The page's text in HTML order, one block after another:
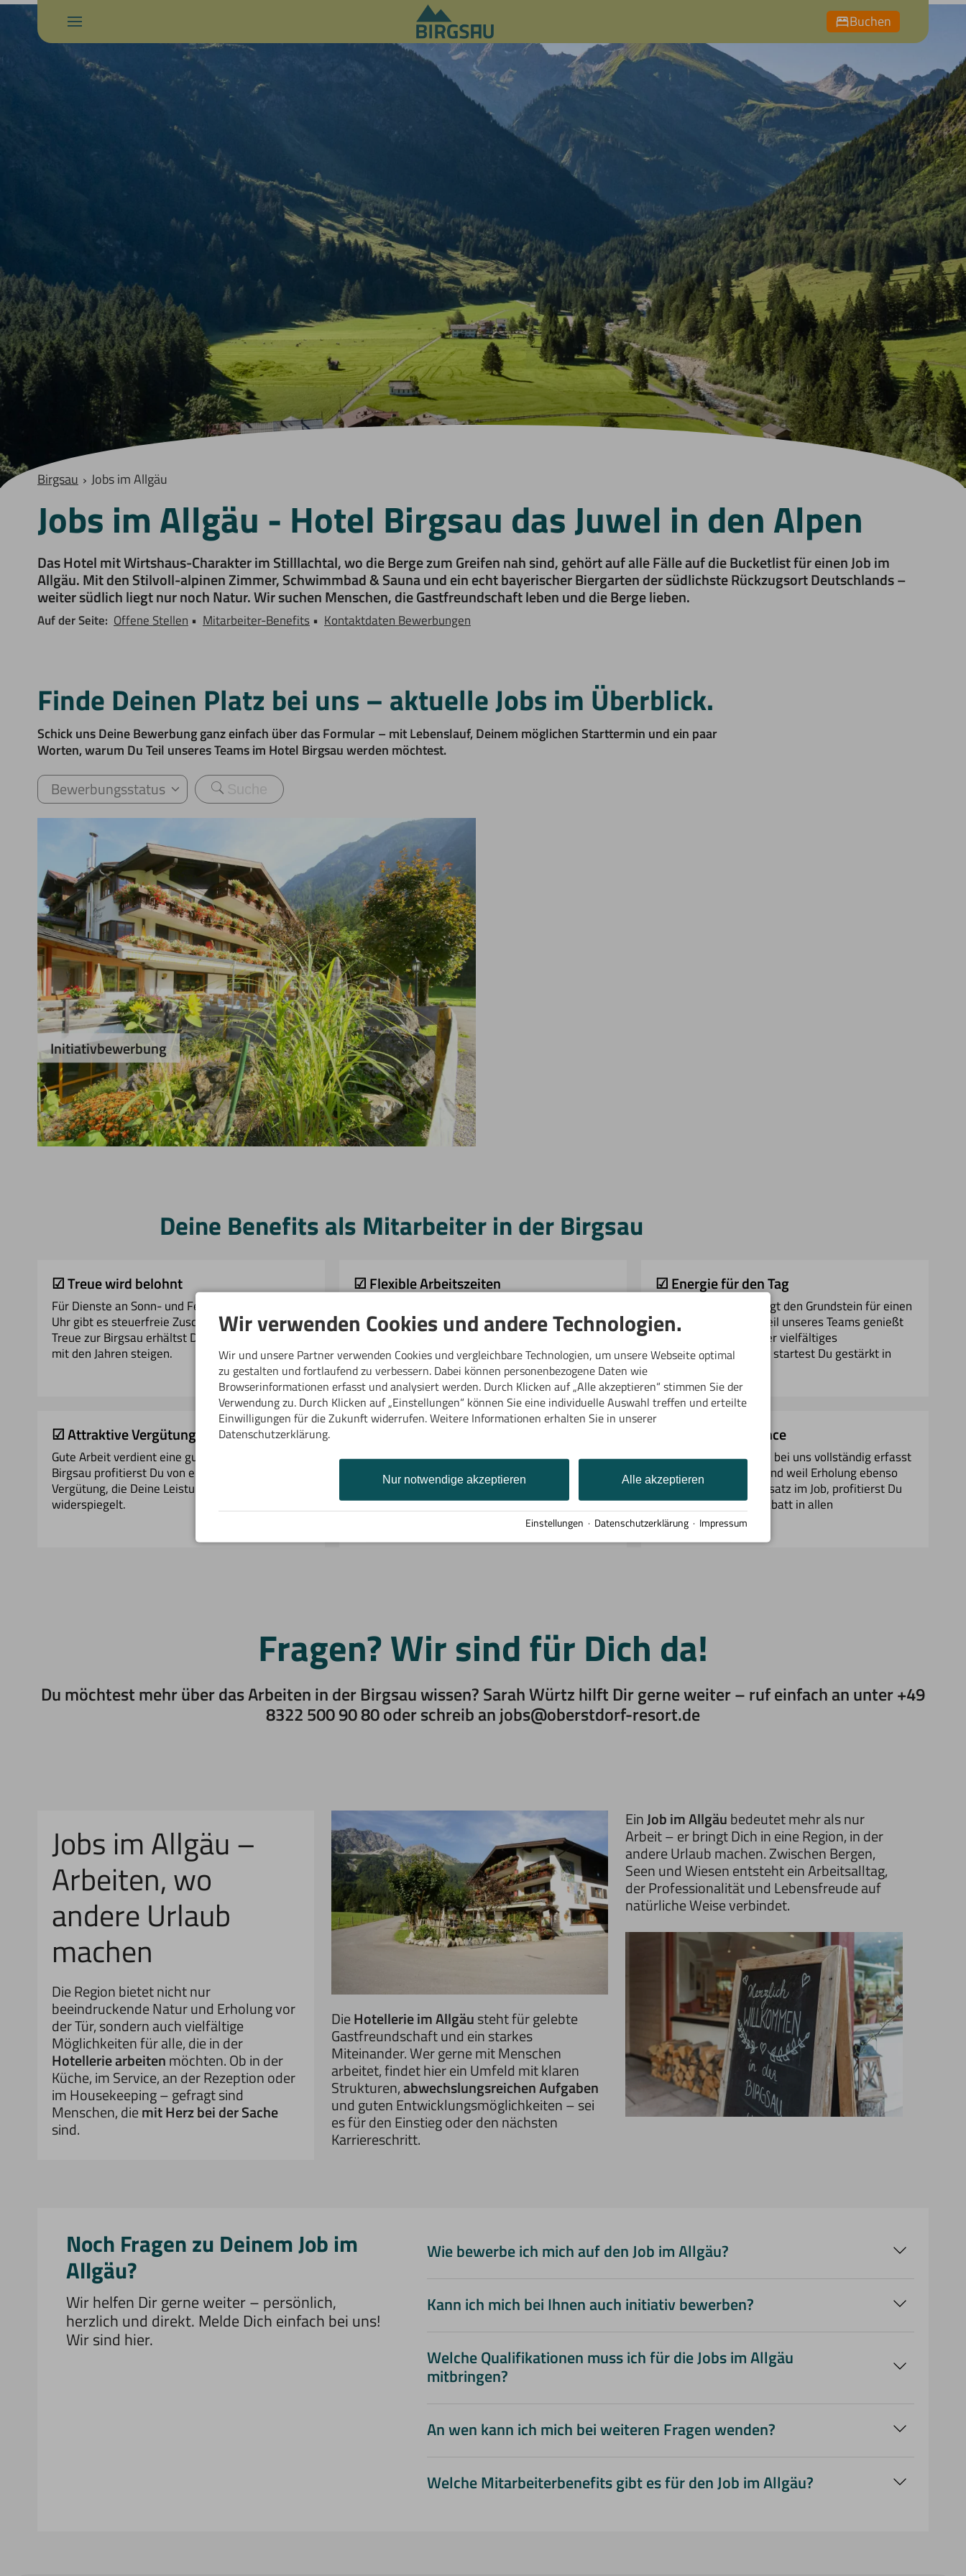
Buchen
Birgsau › Jobs im Allgäu
Jobs im Allgäu - Hotel Birgsau das Juwel in den Alpen
Das Hotel mit Wirtshaus-Charakter im Stilllachtal, wo die Berge zum Greifen nah sind, gehört auf alle Fälle auf die Bucketlist für einen Job im
Allgäu. Mit den Stilvoll-alpinen Zimmer, Schwimmbad & Sauna und ein echt bayerischer Biergarten der südlichste Rückzugsort Deutschlands –
weiter südlich liegt nur noch Natur. Wir suchen Menschen, die Gastfreundschaft leben und die Berge lieben.
Auf der Seite: Offene Stellen Mitarbeiter-Benefits Kontaktdaten Bewerbungen
Finde Deinen Platz bei uns – aktuelle Jobs im Überblick.
Schick uns Deine Bewerbung ganz einfach über das Formular – mit Lebenslauf, Deinem möglichen Starttermin und ein paar
Worten, warum Du Teil unseres Teams im Hotel Birgsau werden möchtest.
Bewerbungsstatus
Initiativbewerbung
Deine Benefits als Mitarbeiter in der Birgsau
☑ Treue wird belohnt
Für Dienste an Sonn- und Feiertagen sowie ab 22
Uhr gibt es steuerfreie Zuschläge. Für Deine
Treue zur Birgsau erhältst Du zudem Prämien, die
mit den Jahren steigen.
☑ Flexible Arbeitszeiten
Stange. Gemeinsam finden wir eine Lösung, die
zu Deinem Alltag passt – ob Vollzeit, Teilzeit oder
eine 4-Tage-Woche. Uns ist wichtig, dass Du Dich
wohlfühlst.
☑ Energie für den Tag
Ein gutes Frühstück legt den Grundstein für einen
gelungenen Tag. Als Teil unseres Teams genießt
Du jeden Morgen unser vielfältiges
Frühstücksbuffet – so startest Du gestärkt in
☑ Attraktive Vergütung
Gute Arbeit verdient eine gute Bezahlung. In der
Birgsau profitierst Du von einer übertariflichen
Vergütung, die Deine Leistung angemessen
widerspiegelt.
Ein neuer Arbeitsplatz wirft viele Fragen auf. Wir
helfen Dir beim Ankommen – mit Unterstützung
bei der Wohnungssuche, organisatorischer Hilfe
und einer verlässlichen Einarbeitung.
☑ Work-Life-Balance
Deine Arbeitszeit wird bei uns vollständig erfasst
– jede Minute zählt. Und weil Erholung ebenso
wichtig ist wie der Einsatz im Job, profitierst Du
zusätzlich von 50 % Rabatt in allen
Partnerbetrieben.
Fragen? Wir sind für Dich da!
Du möchtest mehr über das Arbeiten in der Birgsau wissen? Sarah Würtz hilft Dir gerne weiter – ruf einfach an unter +49
8322 500 90 80 oder schreib an jobs@oberstdorf-resort.de
Jobs im Allgäu –
Arbeiten, wo
andere Urlaub
machen
Die Region bietet nicht nur
beeindruckende Natur und Erholung vor
der Tür, sondern auch vielfältige
Möglichkeiten für alle, die in der
Hotellerie arbeitenmöchten. Ob in der
Küche, im Service, an der Rezeption oder
im Housekeeping – gefragt sind
Menschen, diemit Herz bei der Sache
sind.
DieHotellerie im Allgäusteht für gelebte
Gastfreundschaft und ein starkes
Miteinander. Wer gerne mit Menschen
arbeitet, findet hier ein Umfeld mit klaren
Strukturen,abwechslungsreichen Aufgaben
und guten Entwicklungsmöglichkeiten – sei
es für den Einstieg oder den nächsten
Karriereschritt.
EinJob im Allgäubedeutet mehr als nur
Arbeit – er bringt Dich in eine Region, in der
andere Urlaub machen. Zwischen Bergen,
Seen und Wiesen entsteht ein Arbeitsalltag,
der Professionalität und Lebensfreude auf
natürliche Weise verbindet.
Noch Fragen zu Deinem Job im
Allgäu?
Wir helfen Dir gerne weiter – persönlich,
herzlich und direkt. Melde Dich einfach bei uns!
Wir sind hier.
Wie bewerbe ich mich auf den Job im Allgäu?
E-Mail an jobs@oberstdorf-resort.de
Kann ich mich bei Ihnen auch initiativ bewerben?
Welche Qualifikationen muss ich für die Jobs im Allgäu
mitbringen?
Teamgeist, Serviceorientierung Freude am Umgang mit
Menschen
An wen kann ich mich bei weiteren Fragen wenden?
jobs@oberstdorf-resort.de
Welche Mitarbeiterbenefits gibt es für den Job im Allgäu?
Wir verwenden Cookies und andere Technologien.
Wir und unsere Partner verwenden Cookies und vergleichbare Technologien, um unsere Webseite optimal
zu gestalten und fortlaufend zu verbessern. Dabei können personenbezogene Daten wie
Browserinformationen erfasst und analysiert werden. Durch Klicken auf „Alle akzeptieren“ stimmen Sie der
Verwendung zu. Durch Klicken auf „Einstellungen“ können Sie eine individuelle Auswahl treffen und erteilte
Einwilligungen für die Zukunft widerrufen. Weitere Informationen erhalten Sie in unserer
Datenschutzerklärung.
Alle akzeptieren
Nur notwendige akzeptieren
Einstellungen · Datenschutzerklärung · Impressum